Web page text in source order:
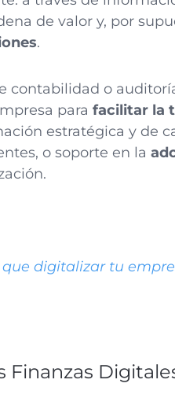
de valor y, por
.
contabilidad o
para facilitar la
estratégica y de
o soporte en la
digitalizar tu
Finanzas